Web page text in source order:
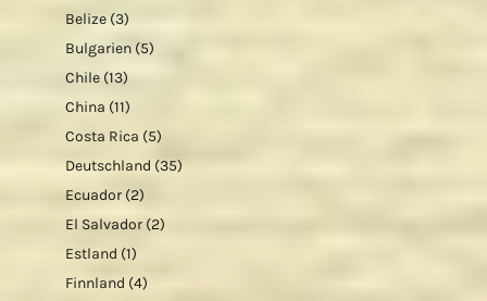
Belize (3)
Bulgarien (5)
Chile (13)
China (11)
Costa Rica (5)
Deutschland (35)
Ecuador (2)
El Salvador (2)
Estland (1)
Finnland (4)